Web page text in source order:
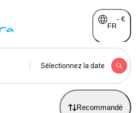
FR
- €
Sélectionnez la date
Recommandé